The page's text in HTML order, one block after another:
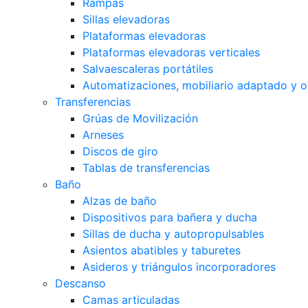
Sillas elevadoras
Plataformas elevadoras
Plataformas elevadoras verticales
Salvaescaleras portátiles
Automatizaciones, mobiliario adaptado y
Transferencias
Grúas de Movilización
Arneses
Discos de giro
Tablas de transferencias
Baño
Alzas de baño
Dispositivos para bañera y ducha
Sillas de ducha y autopropulsables
Asientos abatibles y taburetes
Asideros y triángulos incorporadores
Descanso
Camas articuladas